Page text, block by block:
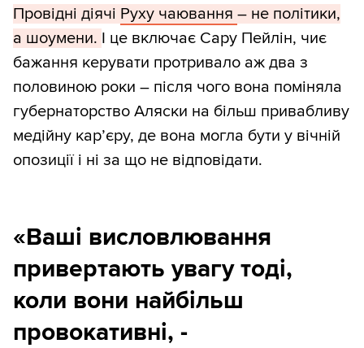
Провідні діячі Руху чаювання – не політики,
а шоумени. І це включає Сару Пейлін, чиє
бажання керувати протривало аж два з
половиною роки – після чого вона поміняла
губернаторство Аляски на більш привабливу
медійну кар’єру, де вона могла бути у вічній
опозиції і ні за що не відповідати.
«Ваші висловлювання
привертають увагу тоді,
коли вони найбільш
провокативні, -